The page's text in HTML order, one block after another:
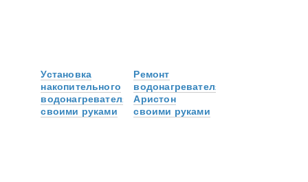
Установка
накопительного
водонагревателя
своими руками
Ремонт
водонагревателя
Аристон
своими руками